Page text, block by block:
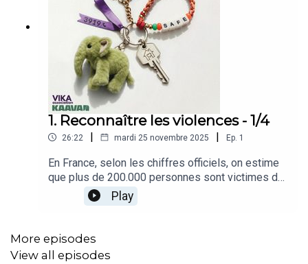
1. Reconnaître les violences - 1/4
26:22 | mardi 25 novembre 2025 | Ep. 1
En France, selon les chiffres officiels, on estime
que plus de 200.000 personnes sont victimes de
viols, tentatives de viol ou agressions sexuelles
par an, dont 85% sont des femmes. Cela
les 2 minutes 30. Et on estime que plus de 50%
de ces agressions sont commises sur des
Play
More episodes
View all episodes